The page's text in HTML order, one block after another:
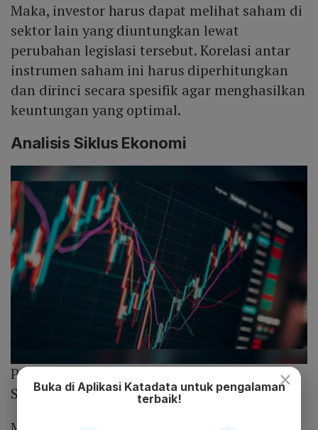
Maka, investor harus dapat melihat saham di
sektor lain yang diuntungkan lewat
perubahan legislasi tersebut. Korelasi antar
instrumen saham ini harus diperhitungkan
dan dirinci secara spesifik agar menghasilkan
keuntungan yang optimal.
Analisis Siklus Ekonomi
Photo :Unsplash
Saham
×
Buka di Aplikasi Katadata untuk pengalaman
terbaik!